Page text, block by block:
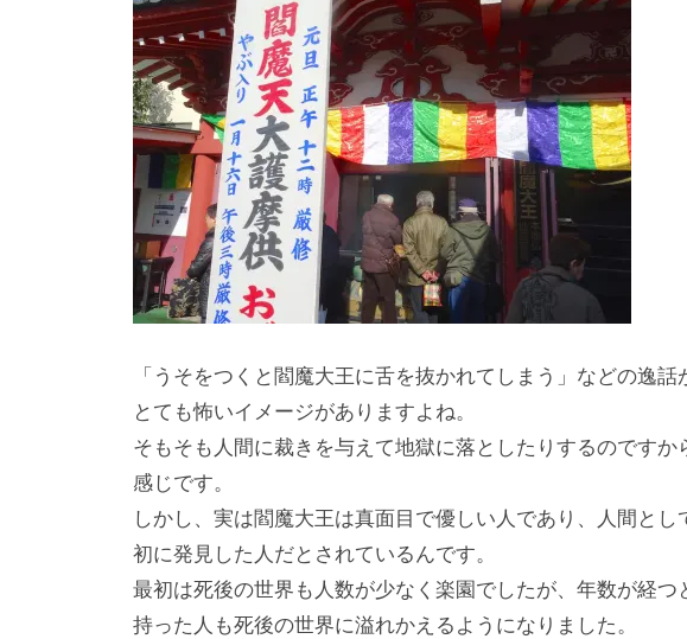
「うそをつくと閻魔大王に舌を抜かれてしまう」などの逸
とても怖いイメージがありますよね。
そもそも人間に裁きを与えて地獄に落としたりするのです
感じです。
しかし、実は閻魔大王は真面目で優しい人であり、人間と
初に発見した人だとされているんです。
最初は死後の世界も人数が少なく楽園でしたが、年数が経
持った人も死後の世界に溢れかえるようになりました。